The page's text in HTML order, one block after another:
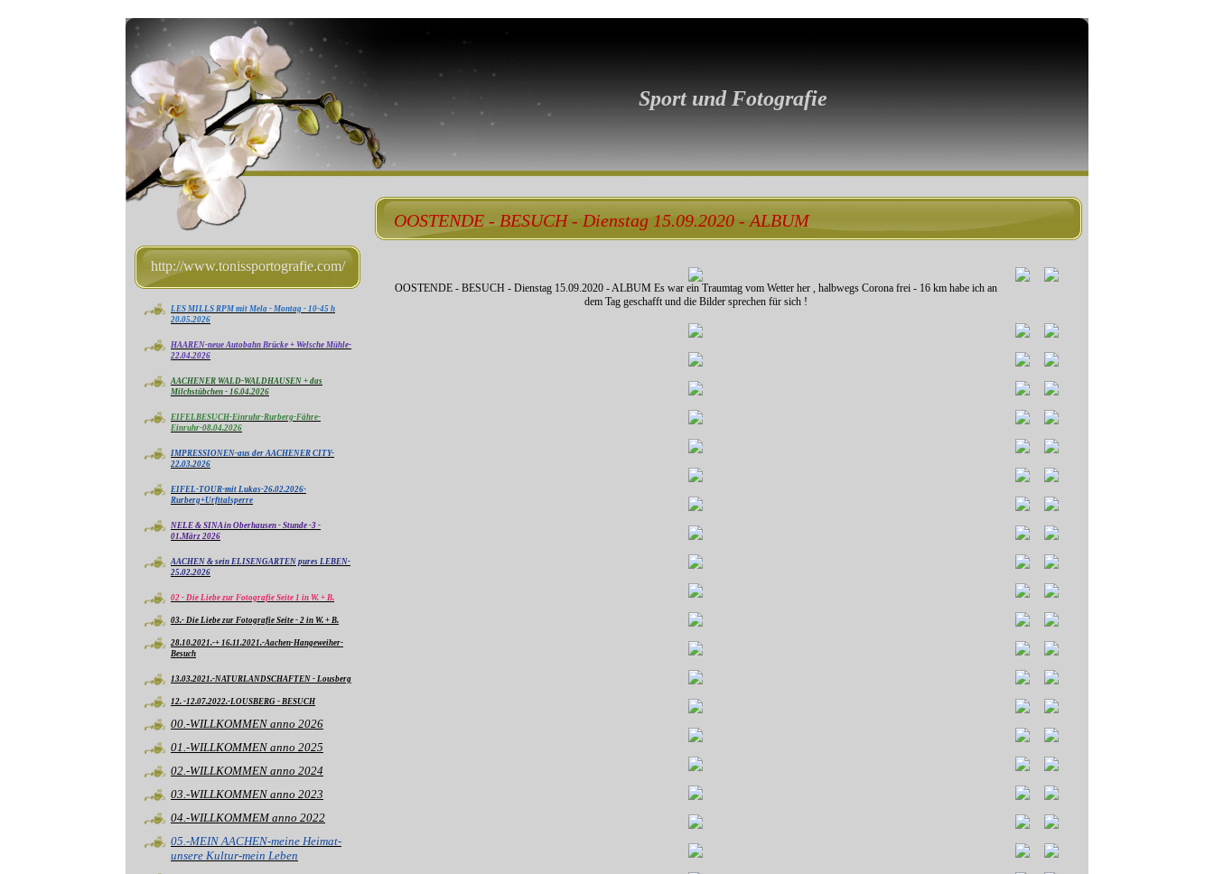
Sport und Fotografie
http://www.tonissportografie.com/
LES MILLS RPM mit Mela - Montag - 10-45 h
20.05.2026
HAAREN-neue Autobahn Brücke + Welsche Mühle-
22.04.2026
AACHENER WALD-WALDHAUSEN + das
Milchstübchen - 16.04.2026
EIFELBESUCH-Einruhr-Rurberg-Fähre-
Einruhr-08.04.2026
IMPRESSIONEN-aus der AACHENER CITY-
22.03.2026
EIFEL-TOUR-mit Lukas-26.02.2026-
Rurberg+Urfttalsperre
NELE & SINA in Oberhausen - Stunde -3 -
01.März 2026
AACHEN & sein ELISENGARTEN pures LEBEN-
25.02.2026
02 - Die Liebe zur Fotografie Seite 1 in W. + B.
03.- Die Liebe zur Fotografie Seite - 2 in W. + B.
28.10.2021.-+ 16.11.2021.-Aachen-Hangeweiher-
Besuch
13.03.2021.-NATURLANDSCHAFTEN - Lousberg
12. -12.07.2022.-LOUSBERG - BESUCH
00.-WILLKOMMEN anno 2026
01.-WILLKOMMEN anno 2025
02.-WILLKOMMEN anno 2024
03.-WILLKOMMEN anno 2023
04.-WILLKOMMEM anno 2022
05.-MEIN AACHEN-meine Heimat-
unsere Kultur-mein Leben
OOSTENDE - BESUCH - Dienstag 15.09.2020 - ALBUM
OOSTENDE - BESUCH - Dienstag 15.09.2020 - ALBUM Es war ein Traumtag vom Wetter her , halbwegs Corona frei - 16 km habe ich an
dem Tag geschafft und die Bilder sprechen für sich !